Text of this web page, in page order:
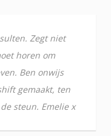
Zegt niet
horen om
Ben onwijs
gemaakt, ten
steun. Emelie x